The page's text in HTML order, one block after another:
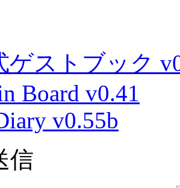
ゲストブック
Board v0.41
v0.55b
信